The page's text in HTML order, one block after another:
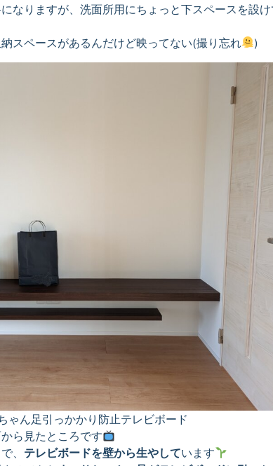
なりますが、洗面所用にちょっと下スペースを設け
スペースがあるんだけど映ってない(撮り忘れ
)
ゃん足引っかかり防止テレビボード
ら見たところです
、 テレビボードを壁から生やしています